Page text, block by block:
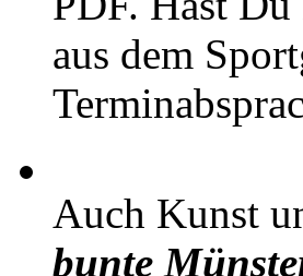
aus dem
Auch Kunst
bunte